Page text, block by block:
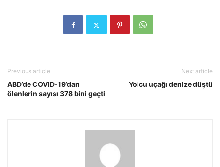
Previous article
ABD’de COVID-19’dan
ölenlerin sayısı 378 bini geçti
Next article
Yolcu uçağı denize düştü